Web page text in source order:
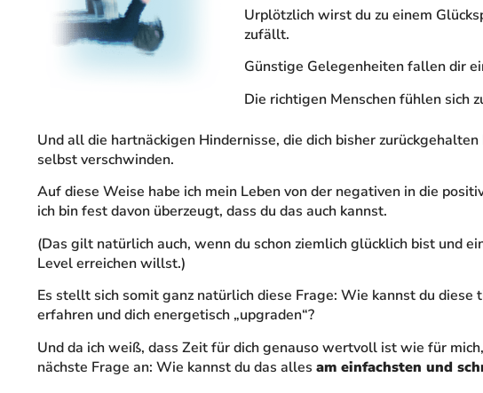
Urplötzlich wirst du zu einem
zufällt.
Günstige Gelegenheiten fallen dir
Die richtigen Menschen fühlen sich
Und all die hartnäckigen Hindernisse, die dich bisher
selbst verschwinden.
Auf diese Weise habe ich mein Leben von der negativen in die
ich bin fest davon überzeugt, dass du das auch kannst.
(Das gilt natürlich auch, wenn du schon ziemlich glücklich bist und
Level erreichen willst.)
Es stellt sich somit ganz natürlich diese Frage: Wie kannst du diese
erfahren und dich energetisch „upgraden“?
Und da ich weiß, dass Zeit für dich genauso wertvoll ist wie für
nächste Frage an: Wie kannst du das alles am einfachsten und